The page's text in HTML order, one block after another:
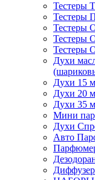
Тестеры
Тестеры
Тестеры
Тестеры
Духи
Духи 15
Духи 20
Духи 35
Мини
Духи
Авто